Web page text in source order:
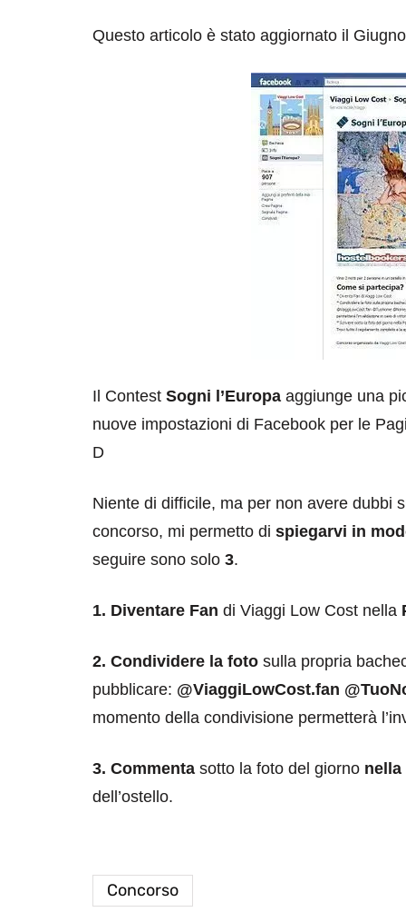
Questo articolo è stato aggiornato il
Il Contest Sogni l’Europa aggiunge una
nuove impostazioni di Facebook per le
D
Niente di difficile, ma per non avere dubbi
concorso, mi permetto di spiegarvi in
seguire sono solo 3.
1. Diventare Fan di Viaggi Low Cost nella
2. Condividere la foto sulla propria
pubblicare: @ViaggiLowCost.fan
momento della condivisione permetterà
3. Commenta sotto la foto del giorno nella
dell’ostello.
Concorso